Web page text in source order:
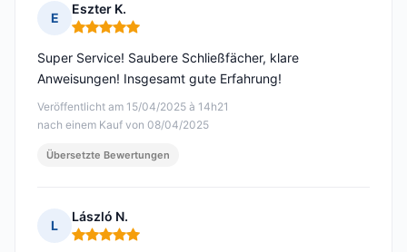
E
Eszter K.
Hinweis: 5 von 5
Veröffentlicht am 15/04/2025 à 14h21
nach einem Kauf von 08/04/2025
Super Service! Saubere Schließfächer, klare
Anweisungen! Insgesamt gute Erfahrung!
Übersetzte Bewertungen
L
László N.
Hinweis: 5 von 5